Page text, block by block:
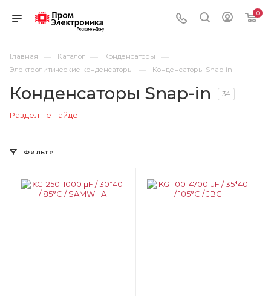
0
Главная — Каталог — Конденсаторы —
Электролитические конденсаторы — Конденсаторы Snap-in
Конденсаторы Snap-in 34
Раздел не найден
ФИЛЬТР
Цвет